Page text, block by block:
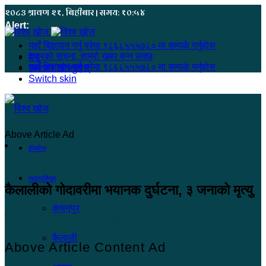
२०८३ श्रावण २१, बिहीबार | समय: १०:५४
Alert:
यहाँ बिज्ञापन गर्नु परेमा ९८६८५५५७८० मा सम्पर्क गर्नुहोस
हजुरको सूचना, हाम्रो खबर बन्न सक्छ
यहाँ बिज्ञापन गर्नु परेमा ९८६८५५५७८० मा सम्पर्क गर्नुहोस
मेनू
समाचार खोज्नुहोस्
Switch skin
होमपेज
सुदूरपश्चिम
कंचनपुर
कैलाली
Above Article Ad
कैलालीको गोदावरीमा भयानक दुर्घटना, ३ जनाको मृत्यु
२०८२ फाल्गुन ८, शुक्रबार ११:५८
Above Article Content Ad